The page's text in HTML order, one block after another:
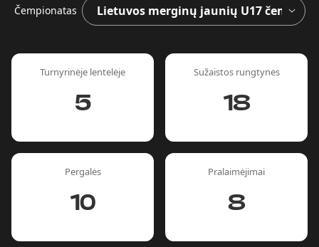
Čempionatas
Turnyrinėje lentelėje
5
Sužaistos rungtynės
18
Pergalės
10
Pralaimėjimai
8